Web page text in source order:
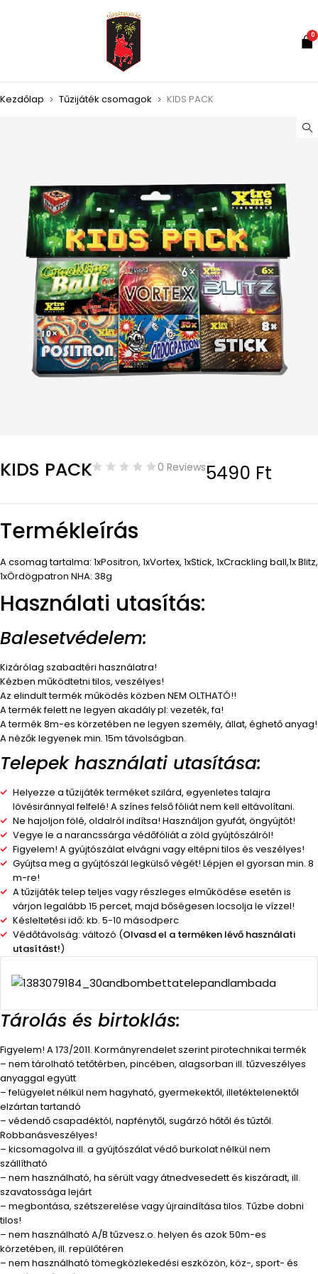
0
Kezdőlap Tűzijáték csomagok KIDS PACK
KIDS PACK 0 Reviews5490 Ft
Termékleírás
A csomag tartalma: 1xPositron, 1xVortex, 1xStick, 1xCrackling ball,1x Blitz,
1xÖrdögpatron NHA: 38g
Használati utasítás:
Balesetvédelem:
Kizárólag szabadtéri használatra!
Kézben működtetni tilos, veszélyes!
Az elindult termék működés közben NEM OLTHATÓ!!
A termék felett ne legyen akadály pl: vezeték, fa!
A termék 8m-es körzetében ne legyen személy, állat, éghető anyag!
A nézők legyenek min. 15m távolságban.
Telepek használati utasítása:
Helyezze a tűzijáték terméket szilárd, egyenletes talajra
lövésiránnyal felfelé! A színes felső fóliát nem kell eltávolítani.
Ne hajoljon fölé, oldalról indítsa! Használjon gyufát, öngyújtót!
Vegye le a narancssárga védőfóliát a zöld gyújtószálról!
Figyelem! A gyújtószálat elvágni vagy eltépni tilos és veszélyes!
Gyújtsa meg a gyújtószál legkülső végét! Lépjen el gyorsan min. 8
m-re!
A tűzijáték telep teljes vagy részleges elműködése esetén is
várjon legalább 15 percet, majd bőségesen locsolja le vízzel!
Késleltetési idő: kb. 5-10 másodperc
Védőtávolság: változó (Olvasd el a terméken lévő használati
utasítást!)
Tárolás és birtoklás:
Figyelem! A 173/2011. Kormányrendelet szerint pirotechnikai termék
– nem tárolható tetőtérben, pincében, alagsorban ill. tűzveszélyes
anyaggal együtt
– felügyelet nélkül nem hagyható, gyermekektől, illetéktelenektől
elzártan tartandó
– védendő csapadéktól, napfénytől, sugárzó hőtől és tűztől.
Robbanásveszélyes!
– kicsomagolva ill. a gyújtószálat védő burkolat nélkül nem
szállítható
– nem használható, ha sérült vagy átnedvesedett és kiszáradt, ill.
szavatossága lejárt
– megbontása, szétszerelése vagy újraindítása tilos. Tűzbe dobni
tilos!
– nem használható A/B tűzvesz.o. helyen és azok 50m-es
körzetében, ill. repülőtéren
– nem használható tömegközlekedési eszközön, köz-, sport- és